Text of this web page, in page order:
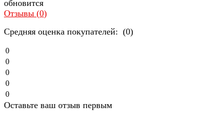
обновится
Отзывы (0)
Средняя оценка покупателей: (0)
0
0
0
0
0
Оставьте ваш отзыв первым